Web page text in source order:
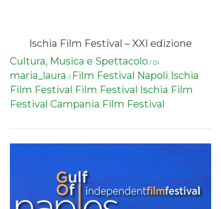
Ischia Film Festival – XXI edizione
Cultura, Musica e Spettacolo / Di
maria_laura / Film Festival Napoli,
Ischia
Film Festival , Film Festival Ischia, Film
Festival Campania, Film Festival